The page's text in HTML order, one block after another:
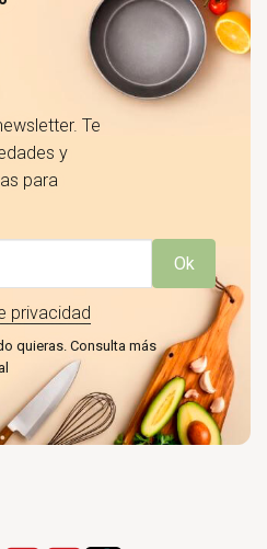
Te
y
para
Ok
privacidad
quieras. Consulta más